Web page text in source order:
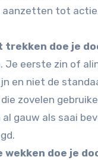
aanzetten tot
trekken doe je
. Je eerste zin of
en niet de
zovelen
gauw als saai
wekken doe je